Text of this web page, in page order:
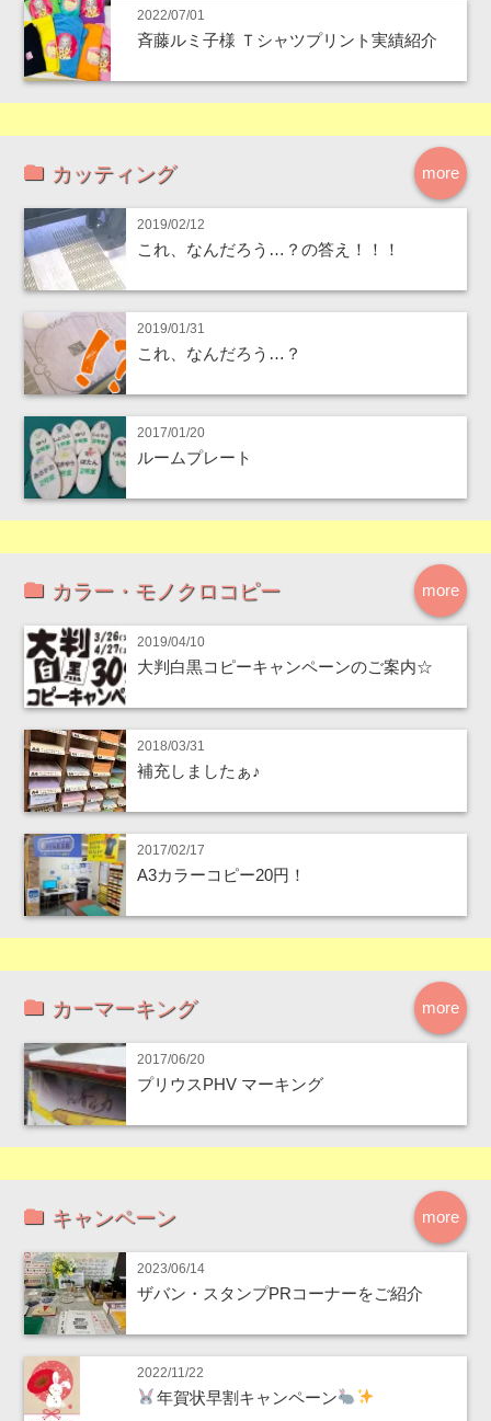
2022/07/01
斉藤ルミ子様 Ｔシャツプリント実績紹介
more
カッティング
2019/02/12
これ、なんだろう…？の答え！！！
2019/01/31
これ、なんだろう…？
2017/01/20
ルームプレート
more
カラー・モノクロコピー
2019/04/10
大判白黒コピーキャンペーンのご案内☆
2018/03/31
補充しましたぁ♪
2017/02/17
A3カラーコピー20円！
more
カーマーキング
2017/06/20
プリウスPHV マーキング
more
キャンペーン
2023/06/14
ザバン・スタンプPRコーナーをご紹介
2022/11/22
年賀状早割キャンペーン